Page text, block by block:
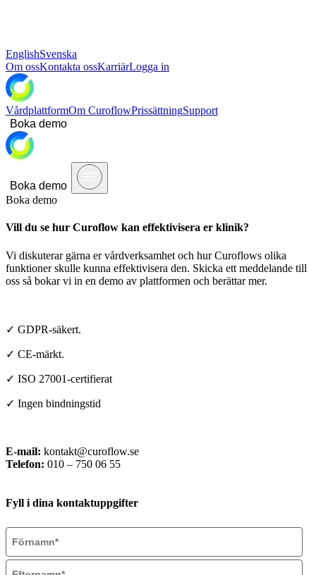
EnglishSvenska
Om ossKontakta ossKarriärLogga in
VårdplattformOm CuroflowPrissättningSupport
Boka demo
Boka demo
Boka demo
Vill du se hur Curoflow kan effektivisera er klinik?
Vi diskuterar gärna er vårdverksamhet och hur Curoflows olika
funktioner skulle kunna effektivisera den. Skicka ett meddelande till
oss så bokar vi in en demo av plattformen och berättar mer.
✓ GDPR-säkert.
✓ CE-märkt.
✓ ISO 27001-certifierat
✓ Ingen bindningstid
E-mail: kontakt@curoflow.se
Telefon: 010 – 750 06 55
Fyll i dina kontaktuppgifter